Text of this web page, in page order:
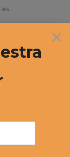
–
×